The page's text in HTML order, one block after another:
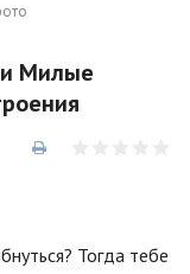
Милые
Тогда тебе